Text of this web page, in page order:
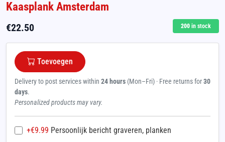
Kaasplank Amsterdam
€22.50 200 in stock
Toevoegen
Delivery to post services within 24 hours (Mon–Fri) · Free returns for30
days.
Personalized products may vary.
+€9.99 Persoonlijk bericht graveren, planken